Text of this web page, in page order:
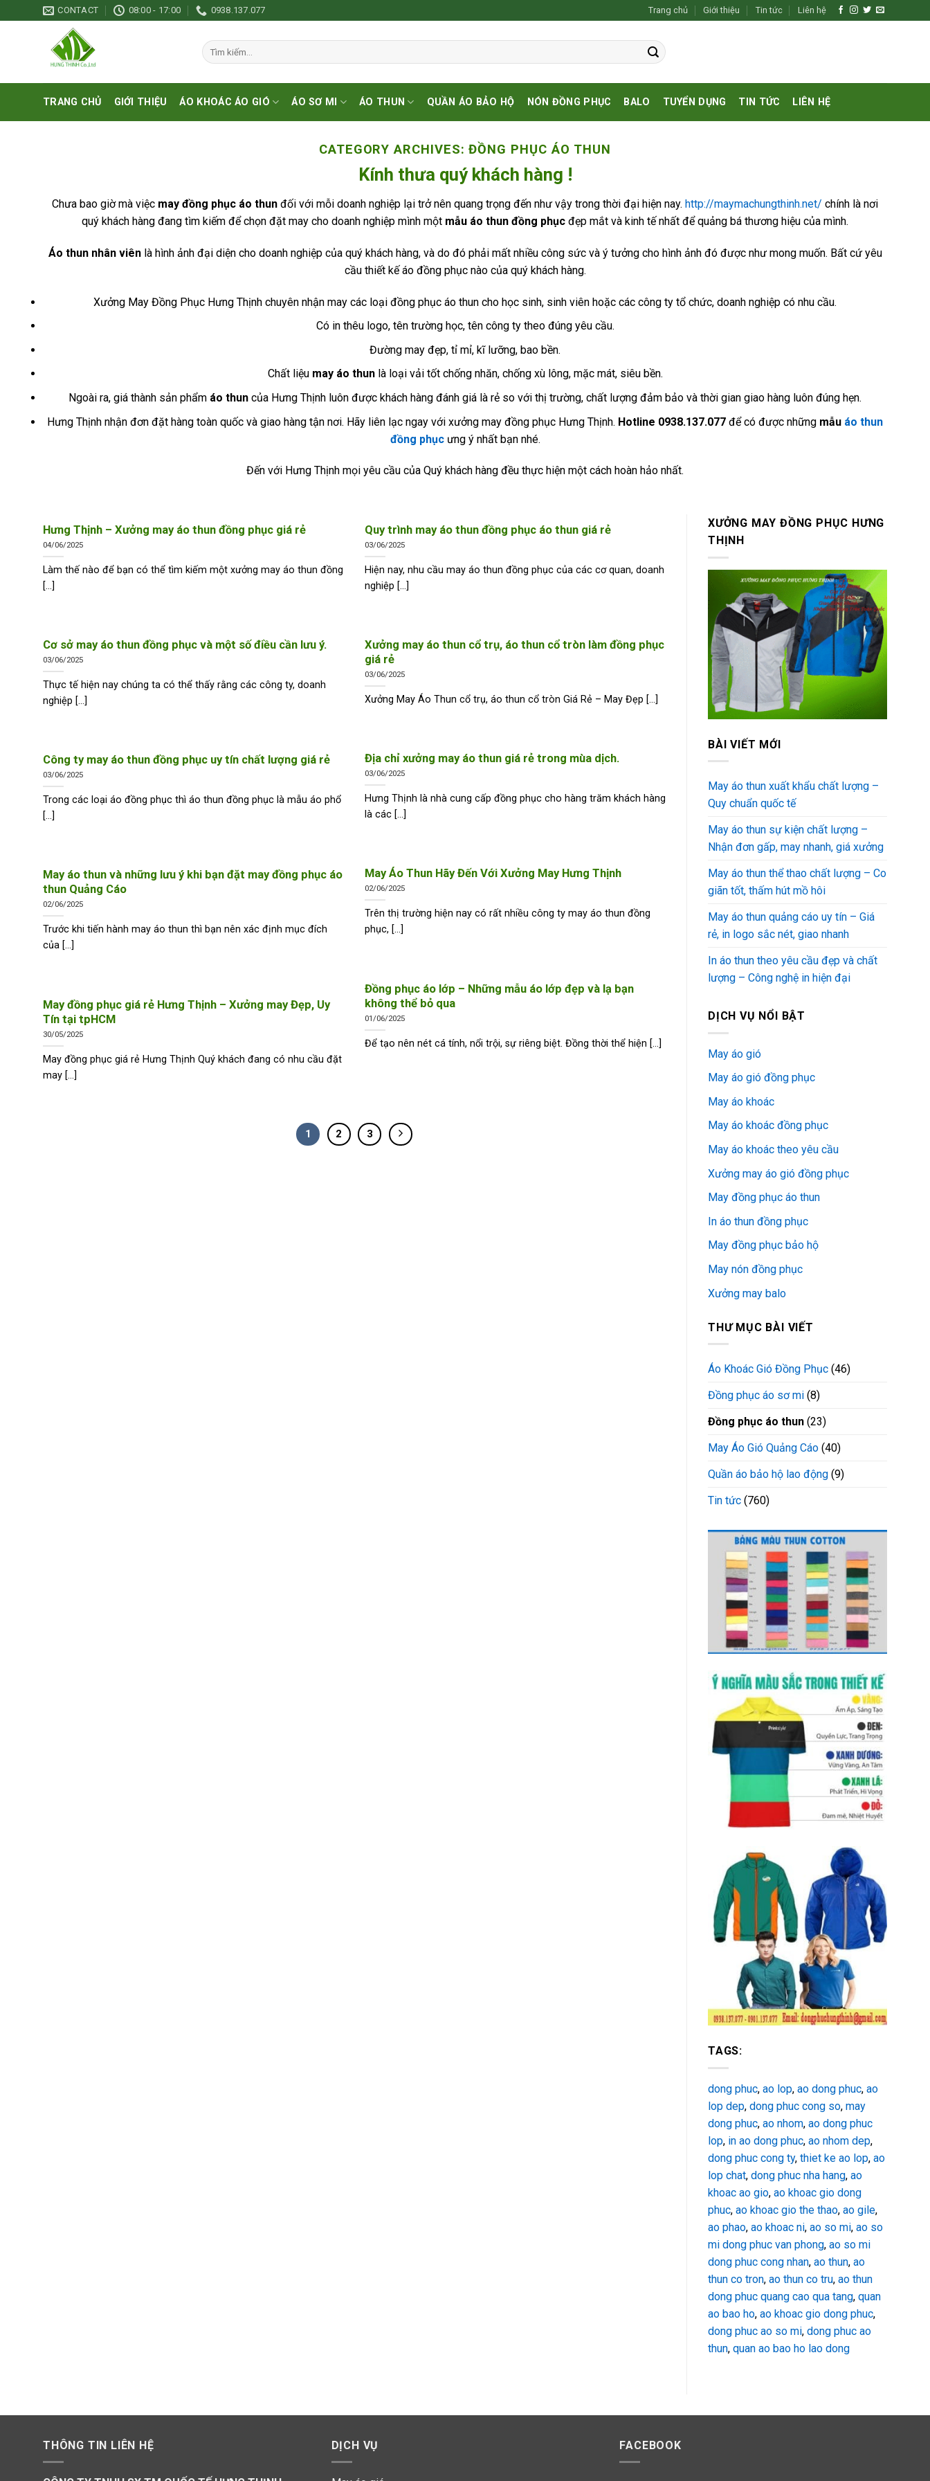
to
CONTACT 08:00 - 17:00 0938.137.077 Trang chủ Giới thiệu Tin tức Liên hệ
Tìm
kiếm:
TRANG CHỦ GIỚI THIỆU ÁO KHOÁC ÁO GIÓ ÁO SƠ MI ÁO THUN QUẦN ÁO BẢO HỘ NÓN ĐỒNG PHỤC BALO TUYỂN DỤNG TIN TỨC LIÊN HỆ
CATEGORY ARCHIVES:ĐỒNG PHỤC ÁO THUN
Kính thưa quý khách hàng !
Chưa bao giờ mà việc may đồng phục áo thun đối với mỗi doanh nghiệp lại trở nên quang trọng đến như vậy trong thời đại hiện nay. http://maymachungthinh.net/ chính là nơi
quý khách hàng đang tìm kiếm để chọn đặt may cho doanh nghiệp mình một mẫu áo thun đồng phục đẹp mắt và kinh tế nhất để quảng bá thương hiệu của mình.
Áo thun nhân viênlà hình ảnh đại diện cho doanh nghiệp của quý khách hàng, và do đó phải mất nhiều công sức và ý tưởng cho hình ảnh đó được như mong muốn. Bất cứ yêu
cầu thiết kế áo đồng phục nào của quý khách hàng.
Xưởng May Đồng Phục Hưng Thịnh chuyên nhận may các loại đồng phục áo thun cho học sinh, sinh viên hoặc các công ty tổ chức, doanh nghiệp có nhu cầu.
Có in thêu logo, tên trường học, tên công ty theo đúng yêu cầu.
Đường may đẹp, tỉ mỉ, kĩ lưỡng, bao bền.
Chất liệu may áo thun là loại vải tốt chống nhăn, chống xù lông, mặc mát, siêu bền.
Ngoài ra, giá thành sản phẩm áo thun của Hưng Thịnh luôn được khách hàng đánh giá là rẻ so với thị trường, chất lượng đảm bảo và thời gian giao hàng luôn đúng hẹn.
Hưng Thịnh nhận đơn đặt hàng toàn quốc và giao hàng tận nơi. Hãy liên lạc ngay với xưởng may đồng phục Hưng Thịnh. Hotline 0938.137.077 để có được những mẫu áo thun
đồng phụcưng ý nhất bạn nhé.
Đến với Hưng Thịnh mọi yêu cầu của Quý khách hàng đều thực hiện một cách hoàn hảo nhất.
Hưng Thịnh – Xưởng may áo thun đồng phục giá rẻ
04/06/2025
Làm thế nào để bạn có thể tìm kiếm một xưởng may áo thun đồng
[...]
Quy trình may áo thun đồng phục áo thun giá rẻ
03/06/2025
Hiện nay, nhu cầu may áo thun đồng phục của các cơ quan, doanh
nghiệp [...]
Cơ sở may áo thun đồng phục và một số điều cần lưu ý.
03/06/2025
Thực tế hiện nay chúng ta có thể thấy rằng các công ty, doanh
nghiệp [...]
Xưởng may áo thun cổ trụ, áo thun cổ tròn làm đồng phục
giá rẻ
03/06/2025
Xưởng May Áo Thun cổ trụ, áo thun cổ tròn Giá Rẻ – May Đẹp [...]
Địa chỉ xưởng may áo thun giá rẻ trong mùa dịch.
03/06/2025
Hưng Thịnh là nhà cung cấp đồng phục cho hàng trăm khách hàng
là các [...]
Công ty may áo thun đồng phục uy tín chất lượng giá rẻ
03/06/2025
Trong các loại áo đồng phục thì áo thun đồng phục là mẫu áo phổ
[...]
May Áo Thun Hãy Đến Với Xưởng May Hưng Thịnh
02/06/2025
Trên thị trường hiện nay có rất nhiều công ty may áo thun đồng
phục, [...]
May áo thun và những lưu ý khi bạn đặt may đồng phục áo
thun Quảng Cáo
02/06/2025
Trước khi tiến hành may áo thun thì bạn nên xác định mục đích
của [...]
Đồng phục áo lớp – Những mẫu áo lớp đẹp và lạ bạn
không thể bỏ qua
01/06/2025
Để tạo nên nét cá tính, nổi trội, sự riêng biệt. Đồng thời thể hiện [...]
May đồng phục giá rẻ Hưng Thịnh – Xưởng may Đẹp, Uy
Tín tại tpHCM
30/05/2025
May đồng phục giá rẻ Hưng Thịnh Quý khách đang có nhu cầu đặt
may [...]
1 2 3
XƯỞNG MAY ĐỒNG PHỤC HƯNG
THỊNH
BÀI VIẾT MỚI
May áo thun xuất khẩu chất lượng –
Quy chuẩn quốc tế
May áo thun sự kiện chất lượng –
Nhận đơn gấp, may nhanh, giá xưởng
May áo thun thể thao chất lượng – Co
giãn tốt, thấm hút mồ hôi
May áo thun quảng cáo uy tín – Giá
rẻ, in logo sắc nét, giao nhanh
In áo thun theo yêu cầu đẹp và chất
lượng – Công nghệ in hiện đại
DỊCH VỤ NỔI BẬT
May áo gió
May áo gió đồng phục
May áo khoác
May áo khoác đồng phục
May áo khoác theo yêu cầu
Xưởng may áo gió đồng phục
May đồng phục áo thun
In áo thun đồng phục
May đồng phục bảo hộ
May nón đồng phục
Xưởng may balo
THƯ MỤC BÀI VIẾT
Áo Khoác Gió Đồng Phục (46)
Đồng phục áo sơ mi (8)
Đồng phục áo thun (23)
May Áo Gió Quảng Cáo (40)
Quần áo bảo hộ lao động (9)
Tin tức (760)
TAGS:
dong phuc, ao lop, ao dong phuc, ao
lop dep, dong phuc cong so, may
dong phuc, ao nhom, ao dong phuc
lop, in ao dong phuc, ao nhom dep,
dong phuc cong ty, thiet ke ao lop, ao
lop chat, dong phuc nha hang, ao
khoac ao gio, ao khoac gio dong
phuc, ao khoac gio the thao, ao gile,
ao phao, ao khoac ni, ao so mi, ao so
mi dong phuc van phong, ao so mi
dong phuc cong nhan, ao thun, ao
thun co tron, ao thun co tru, ao thun
dong phuc quang cao qua tang, quan
ao bao ho, ao khoac gio dong phuc,
dong phuc ao so mi, dong phuc ao
thun, quan ao bao ho lao dong
THÔNG TIN LIÊN HỆ DỊCH VỤ FACEBOOK